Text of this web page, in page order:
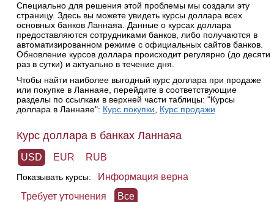
Специально для решения этой проблемы мы создали эту
страницу. Здесь вы можете увидеть курсы доллара всех
основных банков Ланнаяа. Данные о курсах доллара
предоставляются сотрудниками банков, либо получаются в
автоматизированном режиме с официальных сайтов банков.
Обновление курсов доллара происходит регулярно (до десяти
раз в сутки) и актуально в течение дня.
Чтобы найти наиболее выгодный курс доллара при продаже
или покупке в Ланнаяе, перейдите в соответствующие
разделы по ссылкам в верхней части таблицы: "Курсы
доллара в Ланнаяе": Курс покупки Курс продажи
Курс доллара в банках Ланнаяа
USD EUR RUB
Показывать курсы:
Информация верна
Требует уточнения
Все